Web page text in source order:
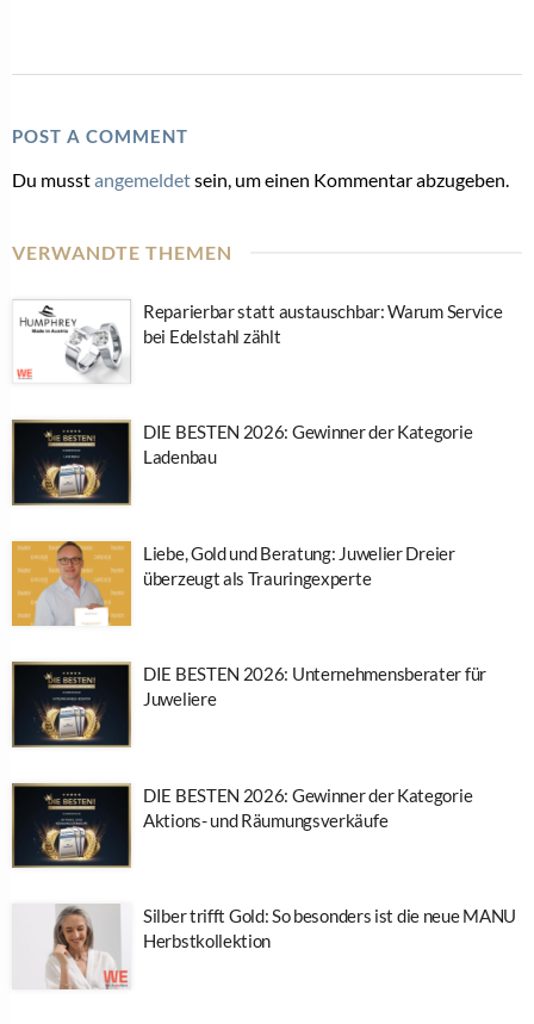
POST A COMMENT
Du musstangemeldetsein, um einen Kommentar abzugeben.
VERWANDTE THEMEN
Reparierbar statt austauschbar: Warum Service
bei Edelstahl zählt
DIE BESTEN 2026: Gewinner der Kategorie
Ladenbau
Liebe, Gold und Beratung: Juwelier Dreier
überzeugt als Trauringexperte
DIE BESTEN 2026: Unternehmensberater für
Juweliere
DIE BESTEN 2026: Gewinner der Kategorie
Aktions- und Räumungsverkäufe
Silber trifft Gold: So besonders ist die neue MANU
Herbstkollektion